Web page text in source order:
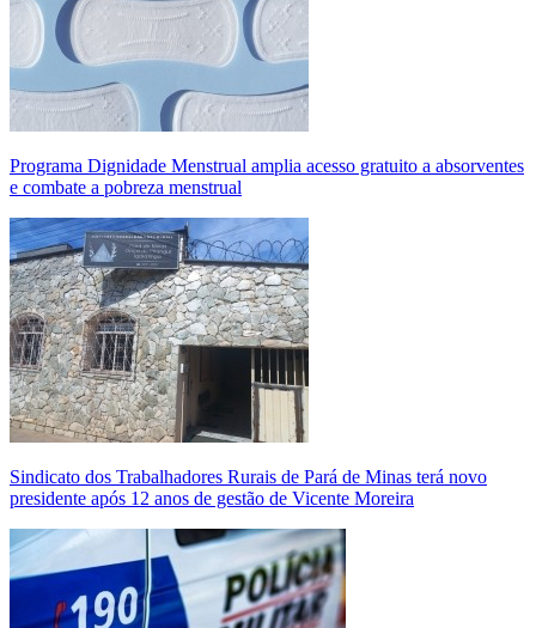
Programa Dignidade Menstrual amplia acesso gratuito a absorventes
e combate a pobreza menstrual
Sindicato dos Trabalhadores Rurais de Pará de Minas terá novo
presidente após 12 anos de gestão de Vicente Moreira